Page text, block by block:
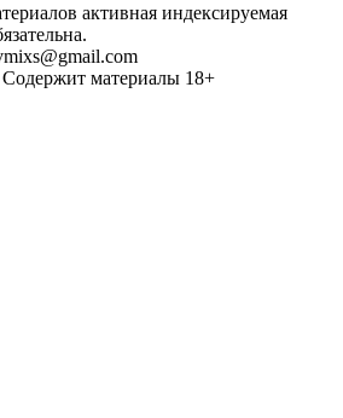
активная индексируемая
материалы 18+